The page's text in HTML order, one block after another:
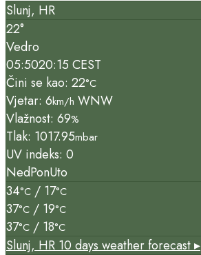
Slunj, HR
22°
Vedro
05:5020:15 CEST
Čini se kao: 22°C
Vjetar: 6km/h WNW
Vlažnost: 69%
Tlak: 1017.95mbar
UV indeks: 0
NedPonUto
34°C / 17°C
37°C / 19°C
37°C / 18°C
Slunj, HR 10 days weather forecast ▸